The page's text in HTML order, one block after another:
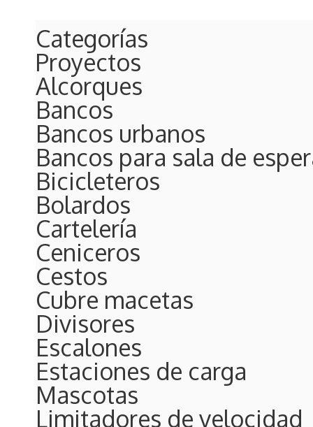
Categorías
Proyectos
Alcorques
Bancos
Bancos urbanos
Bancos para sala de
Bicicleteros
Bolardos
Cartelería
Ceniceros
Cestos
Cubre macetas
Divisores
Escalones
Estaciones de carga
Mascotas
Limitadores de velocidad